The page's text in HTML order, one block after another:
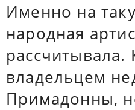
Именно на
народная
рассчитывала.
владельцем
Примадонны,